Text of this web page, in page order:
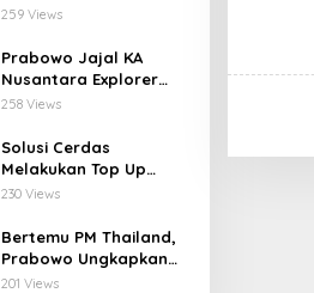
Korban di Pekalongan
Keseriusan Polisi
Tangani Kasus
Rudapksa Sampai
259 Views
Prabowo Jajal KA
Nusantara Explorer
dari Batang ke
Warga
258 Views
Solusi Cerdas
Melakukan Top Up
MLBB dan MCGG
Terjangkau
230 Views
Bertemu PM Thailand,
Prabowo Ungkapkan
Duka Cita kepada Putri
201 Views